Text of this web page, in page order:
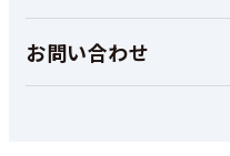
お問い合わせ